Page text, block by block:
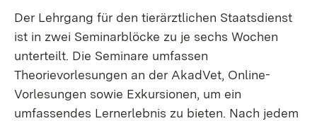
Der Lehrgang für den tierärztlichen Staatsdienst
ist in zwei Seminarblöcke zu je sechs Wochen
unterteilt. Die Seminare umfassen
Theorievorlesungen an der AkadVet, Online-
Vorlesungen sowie Exkursionen, um ein
umfassendes Lernerlebnis zu bieten. Nach jedem